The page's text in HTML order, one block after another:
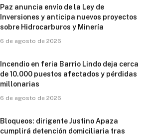
Paz anuncia envío de la Ley de
Inversiones y anticipa nuevos proyectos
sobre Hidrocarburos y Minería
6 de agosto de 2026
Incendio en feria Barrio Lindo deja cerca
de 10.000 puestos afectados y pérdidas
millonarias
6 de agosto de 2026
Bloqueos: dirigente Justino Apaza
cumplirá detención domiciliaria tras